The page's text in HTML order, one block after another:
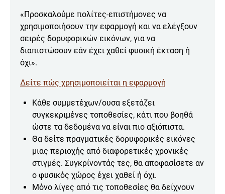
«Προσκαλούμε πολίτες-επιστήμονες να
χρησιμοποιήσουν την εφαρμογή και να ελέγξουν
σειρές δορυφορικών εικόνων, για να
διαπιστώσουν εάν έχει χαθεί φυσική έκταση ή
όχι».
Δείτε πώς χρησιμοποιείται η εφαρμογή
Κάθε συμμετέχων/ουσα εξετάζει
συγκεκριμένες τοποθεσίες, κάτι που βοηθά
ώστε τα δεδομένα να είναι πιο αξιόπιστα.
Θα δείτε πραγματικές δορυφορικές εικόνες
μιας περιοχής από διαφορετικές χρονικές
στιγμές. Συγκρίνοντάς τες, θα αποφασίσετε αν
ο φυσικός χώρος έχει χαθεί ή όχι.
Μόνο λίγες από τις τοποθεσίες θα δείχνουν